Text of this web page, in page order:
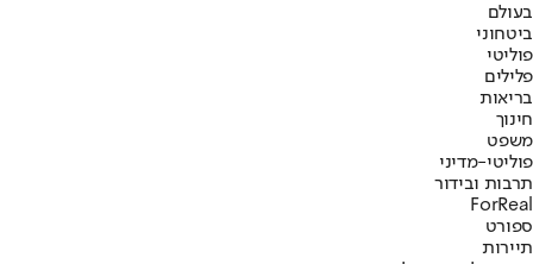
בעולם
ביטחוני
פוליטי
פלילים
בריאות
חינוך
משפט
פוליטי-מדיני
תרבות ובידור
ForReal
ספורט
תיירות